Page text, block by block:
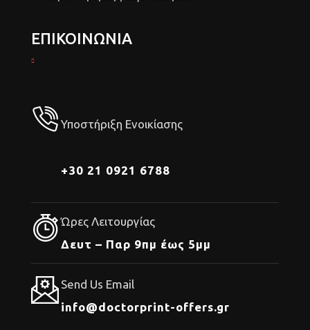
ΕΠΙΚΟΙΝΩΝΙΑ
Υποστήριξη Ενοικίασης
+30 21 0921 6788
Ώρες Λειτουργίας
Δευτ – Παρ 9πμ έως 5μμ
Send Us Email
info@doctorprint-offers.gr